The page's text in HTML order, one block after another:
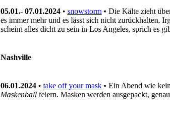
05.01.- 07.01.2024 • snowstorm • Die Kälte zieht
es immer mehr und es lässt sich nicht zurückhalten.
scheint alles dicht zu sein in Los Angeles, sprich es
Nashville
06.01.2024 • take off your mask • Ein Abend wie
Maskenball feiern. Masken werden ausgepackt,